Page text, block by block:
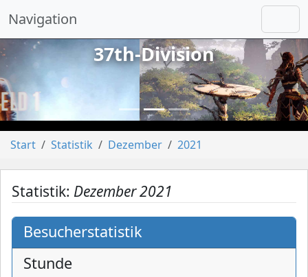
Navigation
vorheriges
37th-Division
Start Statistik Dezember 2021
Statistik: Dezember 2021
Besucherstatistik
Stunde